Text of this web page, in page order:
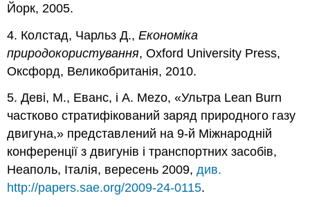
Йорк, 2005.
4. Колстад, Чарльз Д.,Економіка
природокористування, Oxford University Press,
Оксфорд, Великобританія, 2010.
5. Деві, М., Еванс, і A. Mezo, «Ультра Lean Burn
частково стратифікований заряд природного газу
двигуна,» представлений на 9-й Міжнародній
конференції з двигунів і транспортних засобів,
Неаполь, Італія, вересень 2009,див.
http://papers.sae.org/2009-24-0115.